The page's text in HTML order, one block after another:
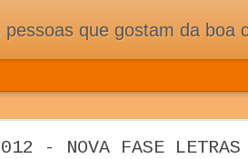
- NOVA FASE LETRAS
notícias gastronômicas e viagens do Caburaí ao Chuí.
MUNDIAL DE CIÊNCIA E